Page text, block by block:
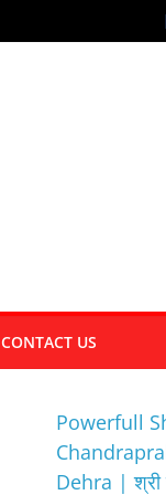
CONTACT US
Powerfull
Dehra | श्री